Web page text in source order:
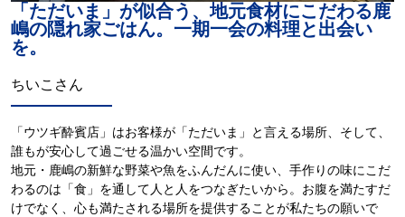
「ただいま」が似合う、地元食材にこだわる鹿
嶋の隠れ家ごはん。一期一会の料理と出会い
を。
ちいこさん
「ウツギ酔賓店」はお客様が「ただいま」と言える場所、そして、
誰もが安心して過ごせる温かい空間です。
地元・鹿嶋の新鮮な野菜や魚をふんだんに使い、手作りの味にこだ
わるのは「食」を通して人と人をつなぎたいから。お腹を満たすだ
けでなく、心も満たされる場所を提供することが私たちの願いで